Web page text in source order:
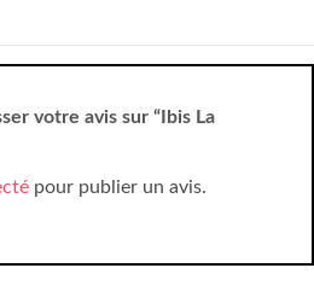
votre avis sur “Ibis La
pour publier un avis.